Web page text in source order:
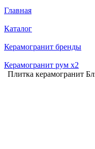
Главная
Каталог
Керамогранит бренды
Керамогранит рум x2
Плитка керамогранит